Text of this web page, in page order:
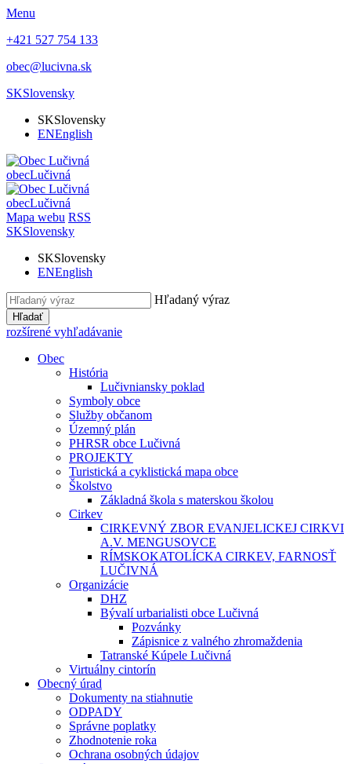
Menu
+421 527 754 133
obec@lucivna.sk
SKSlovensky
SKSlovensky
ENEnglish
obecLučivná
obecLučivná
Mapa webu RSS
SKSlovensky
SKSlovensky
ENEnglish
Hľadaný výraz
Hľadať
rozšírené vyhľadávanie
Obec
História
Lučivniansky poklad
Symboly obce
Služby občanom
Územný plán
PHRSR obce Lučivná
PROJEKTY
Turistická a cyklistická mapa obce
Školstvo
Základná škola s materskou školou
Cirkev
CIRKEVNÝ ZBOR EVANJELICKEJ CIRKVI
A.V. MENGUSOVCE
RÍMSKOKATOLÍCKA CIRKEV, FARNOSŤ
LUČIVNÁ
Organizácie
DHZ
Bývalí urbarialisti obce Lučivná
Pozvánky
Zápisnice z valného zhromaždenia
Tatranské Kúpele Lučivná
Virtuálny cintorín
Obecný úrad
Dokumenty na stiahnutie
ODPADY
Správne poplatky
Zhodnotenie roka
Ochrana osobných údajov